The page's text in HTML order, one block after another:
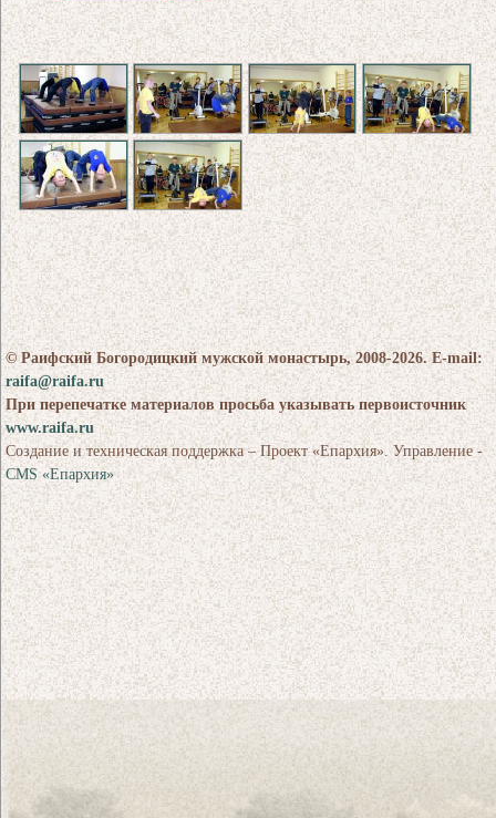
© Раифский Богородицкий мужской монастырь, 2008-2026. E-mail:
raifa@raifa.ru
При перепечатке материалов просьба указывать первоисточник
www.raifa.ru
Создание и техническая поддержка – Проект «Епархия». Управление -
CMS «Епархия»